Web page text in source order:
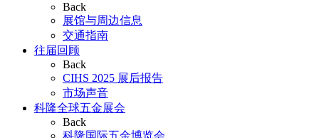
Back
展馆与周边信息
交通指南
往届回顾
Back
CIHS 2025 展后报告
市场声音
科隆全球五金展会
Back